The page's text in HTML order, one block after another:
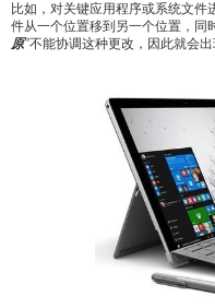
比如，对关键应用程序或系统文件
件从一个位置移到另一个位置，同
原”不能协调这种更改，因此就会出